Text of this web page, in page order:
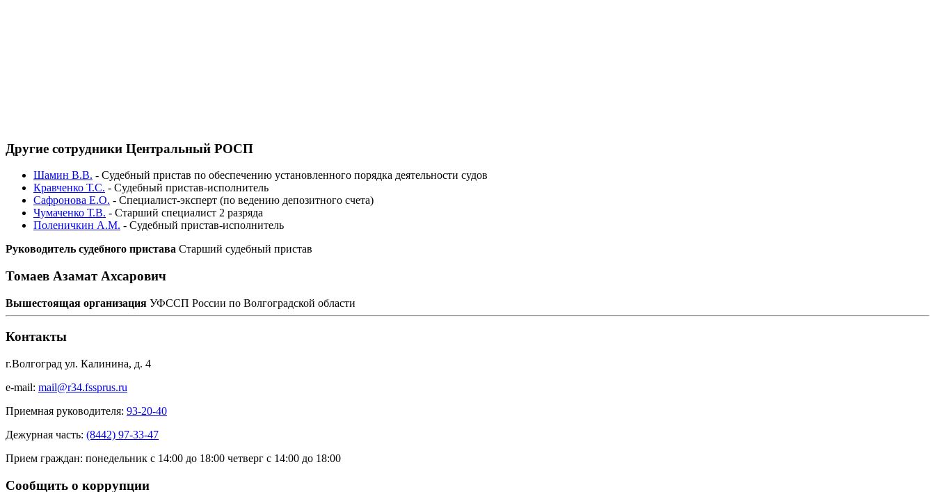
Другие сотрудники Центральный РОСП
Шамин В.В. - Судебный пристав по обеспечению установленного порядка деятельности судов
Кравченко Т.С. - Судебный пристав-исполнитель
Сафронова Е.О. - Специалист-эксперт (по ведению депозитного счета)
Чумаченко Т.В. - Старший специалист 2 разряда
Поленичкин А.М. - Судебный пристав-исполнитель
Руководитель судебного пристава Старший судебный пристав
Томаев Азамат Ахсарович
Вышестоящая организация УФССП России по Волгоградской области
Контакты
г.Волгоград ул. Калинина, д. 4
e-mail: mail@r34.fssprus.ru
Приемная руководителя: 93-20-40
Дежурная часть: (8442) 97-33-47
Прием граждан: понедельник с 14:00 до 18:00 четверг с 14:00 до 18:00
Сообщить о коррупции